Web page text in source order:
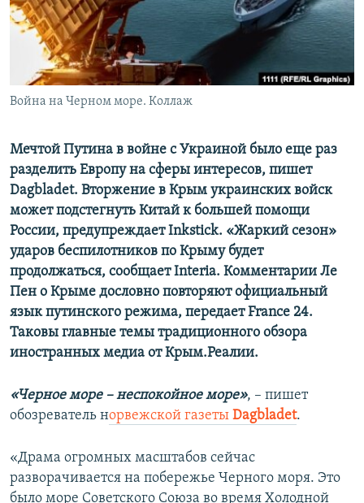
ПОБЕДИТЕЛЕЙ НЕ СУДЯТ?
КРЫМ.НЕПОКОРЕННЫЙ
ELIFBE
УКРАИНСКАЯ ПРОБЛЕМА КРЫМА
ПРИСОЕДИНЯЙТЕСЬ!
Война на Черном море. Коллаж
Мечтой Путина в войне с Украиной было еще раз
разделить Европу на сферы интересов, пишет
Dagbladet. Вторжение в Крым украинских войск
может подстегнуть Китай к большей помощи
России, предупреждает Inkstick. «Жаркий сезон»
ударов беспилотников по Крыму будет
продолжаться, сообщает Interia. Комментарии Ле
Пен о Крыме дословно повторяют официальный
язык путинского режима, передаетFrance 24.
Таковы главные темы традиционного обзора
иностранных медиа от Крым.Реалии.
«Черное море – неспокойное море», – пишет
обозреватель норвежской газеты Dagbladet.
«Драма огромных масштабов сейчас
разворачивается на побережье Черного моря. Это
было море Советского Союза во время Холодной